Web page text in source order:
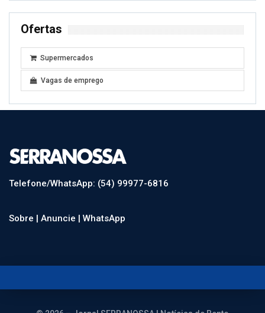
Ofertas
Supermercados
Vagas de emprego
Telefone/WhatsApp: (54) 99977-6816
Sobre | Anuncie | WhatsApp